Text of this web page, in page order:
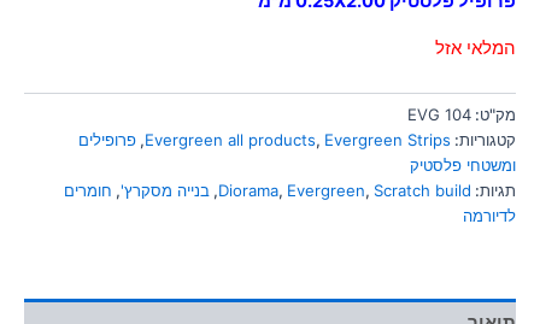
המלאי אזל
מק"ט: EVG 104
קטגוריות:
Evergreen all products, Evergreen Strips
, פרופילים
ומשטחי פלסטיק
תגיות:
Diorama, Evergreen, Scratch build
, בנייה מסקרץ', חומרים
לדיורמה